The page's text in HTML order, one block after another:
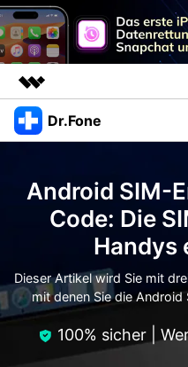
Top-Produkte
Dienstprogramme
Überblick
Lösungen
Über uns
Shop
Support
Dr.Fone
Alles-in-einem-Toolkit
Weitere Tools und Apps
Full Toolkit anzeigen >
Lösungen
Entdecken Sie weitere
Lernen und Unterstützung
Ressourcen & Lernen
Hilfe und Unterstützung
Android 16 FRP-
DOWNLOAD
Android SIM-
Code: Die
Handys
Dieser Artikel wird Sie mit
mit denen Sie die
100% sicher |